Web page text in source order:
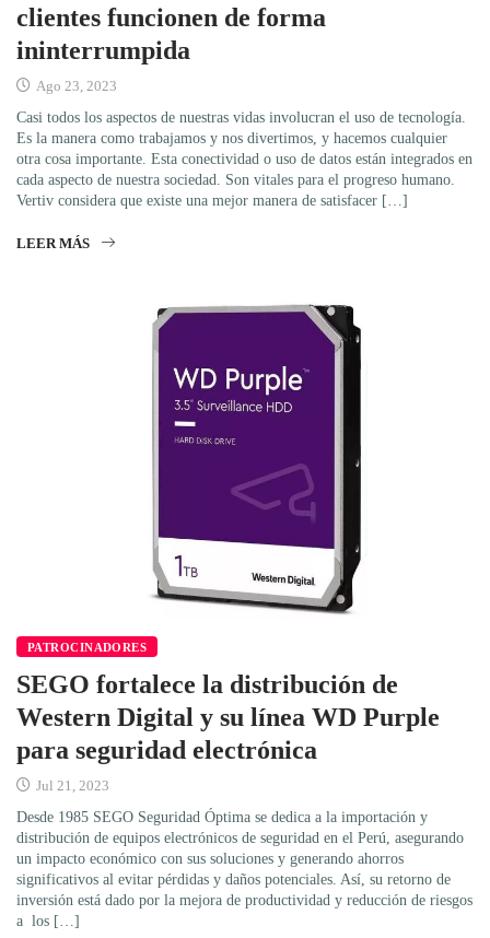
clientes funcionen de forma
ininterrumpida
Ago 23, 2023
Casi todos los aspectos de nuestras vidas involucran el uso de tecnología.
Es la manera como trabajamos y nos divertimos, y hacemos cualquier
otra cosa importante. Esta conectividad o uso de datos están integrados en
cada aspecto de nuestra sociedad. Son vitales para el progreso humano.
Vertiv considera que existe una mejor manera de satisfacer […]
LEER MÁS
PATROCINADORES
SEGO fortalece la distribución de
Western Digital y su línea WD Purple
para seguridad electrónica
Jul 21, 2023
Desde 1985 SEGO Seguridad Óptima se dedica a la importación y
distribución de equipos electrónicos de seguridad en el Perú, asegurando
un impacto económico con sus soluciones y generando ahorros
significativos al evitar pérdidas y daños potenciales. Así, su retorno de
inversión está dado por la mejora de productividad y reducción de riesgos
a los […]